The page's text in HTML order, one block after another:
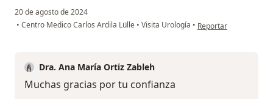
20 de agosto de 2024
• Centro Medico Carlos Ardila Lülle • Visita Urología • en opinión del
Reportar
Dra. Ana María Ortiz Zableh
Muchas gracias por tu confianza